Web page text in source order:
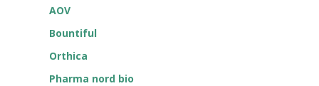
AOV
Bountiful
Orthica
Pharma nord bio